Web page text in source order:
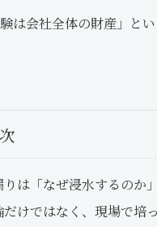
は会社全体の財産」と
りは「なぜ浸水するのか
だけではなく、現場で培